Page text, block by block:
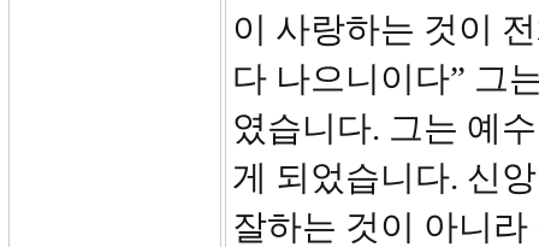
이 사랑하는 것이
다 나으니이다” 그
였습니다. 그는 예
게 되었습니다. 신
잘하는 것이 아니